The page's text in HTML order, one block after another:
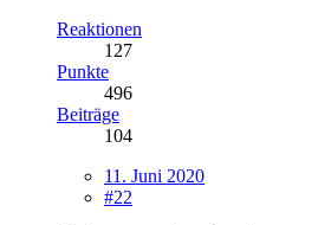
Reaktionen
127
Punkte
496
Beiträge
104
11. Juni 2020
#22